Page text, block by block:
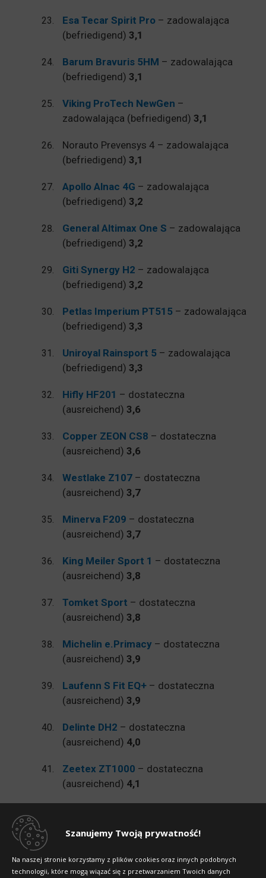
Szanujemy Twoją prywatność!
Na naszej stronie korzystamy z plików cookies oraz innych podobnych
technologii, które mogą wiązać się z przetwarzaniem Twoich danych
Esa Tecar Spirit Pro – zadowalająca
(befriedigend) 3,1
Barum Bravuris 5HM – zadowalająca
(befriedigend) 3,1
Viking ProTech NewGen –
zadowalająca (befriedigend) 3,1
Norauto Prevensys 4 – zadowalająca
(befriedigend) 3,1
Apollo Alnac 4G – zadowalająca
(befriedigend) 3,2
General Altimax One S – zadowalająca
(befriedigend) 3,2
Giti Synergy H2 – zadowalająca
(befriedigend) 3,2
Petlas Imperium PT515 – zadowalająca
(befriedigend) 3,3
Uniroyal Rainsport 5 – zadowalająca
(befriedigend) 3,3
Hifly HF201 – dostateczna
(ausreichend) 3,6
Copper ZEON CS8 – dostateczna
(ausreichend) 3,6
Westlake Z107 – dostateczna
(ausreichend) 3,7
Minerva F209 – dostateczna
(ausreichend) 3,7
King Meiler Sport 1 – dostateczna
(ausreichend) 3,8
Tomket Sport – dostateczna
(ausreichend) 3,8
Michelin e.Primacy – dostateczna
(ausreichend) 3,9
Laufenn S Fit EQ+ – dostateczna
(ausreichend) 3,9
Delinte DH2 – dostateczna
(ausreichend) 4,0
Zeetex ZT1000 – dostateczna
(ausreichend) 4,1
(ausreichend)